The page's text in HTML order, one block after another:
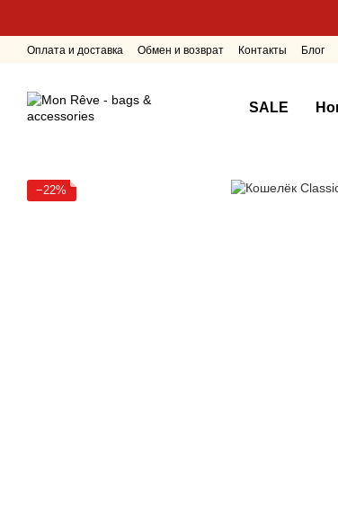
Оплата и доставка Обмен и возврат Контакты Блог
SALE
−22%